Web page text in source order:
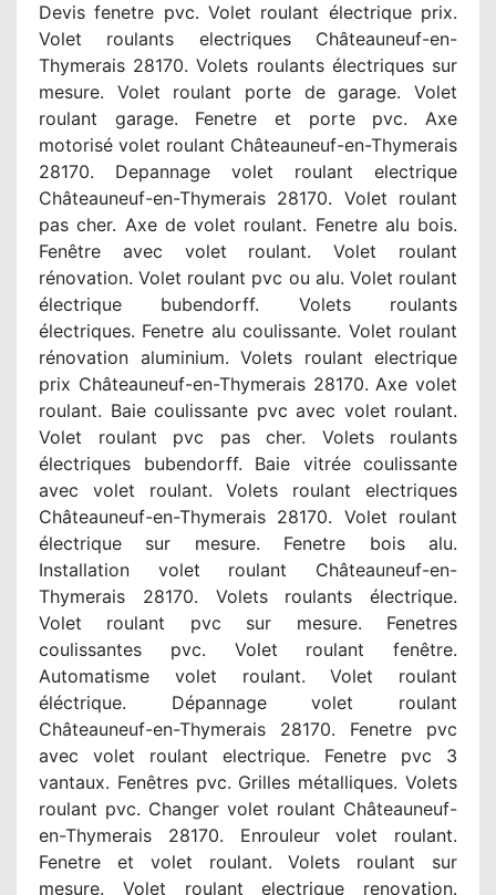
Devis fenetre pvc. Volet roulant électrique prix.
Volet roulants electriques Châteauneuf-en-
Thymerais 28170. Volets roulants électriques sur
mesure. Volet roulant porte de garage. Volet
roulant garage. Fenetre et porte pvc. Axe
motorisé volet roulant Châteauneuf-en-Thymerais
28170. Depannage volet roulant electrique
Châteauneuf-en-Thymerais 28170. Volet roulant
pas cher. Axe de volet roulant. Fenetre alu bois.
Fenêtre avec volet roulant. Volet roulant
rénovation. Volet roulant pvc ou alu. Volet roulant
électrique bubendorff. Volets roulants
électriques. Fenetre alu coulissante. Volet roulant
rénovation aluminium. Volets roulant electrique
prix Châteauneuf-en-Thymerais 28170. Axe volet
roulant. Baie coulissante pvc avec volet roulant.
Volet roulant pvc pas cher. Volets roulants
électriques bubendorff. Baie vitrée coulissante
avec volet roulant. Volets roulant electriques
Châteauneuf-en-Thymerais 28170. Volet roulant
électrique sur mesure. Fenetre bois alu.
Installation volet roulant Châteauneuf-en-
Thymerais 28170. Volets roulants électrique.
Volet roulant pvc sur mesure. Fenetres
coulissantes pvc. Volet roulant fenêtre.
Automatisme volet roulant. Volet roulant
éléctrique. Dépannage volet roulant
Châteauneuf-en-Thymerais 28170. Fenetre pvc
avec volet roulant electrique. Fenetre pvc 3
vantaux. Fenêtres pvc. Grilles métalliques. Volets
roulant pvc. Changer volet roulant Châteauneuf-
en-Thymerais 28170. Enrouleur volet roulant.
Fenetre et volet roulant. Volets roulant sur
mesure. Volet roulant electrique renovation.